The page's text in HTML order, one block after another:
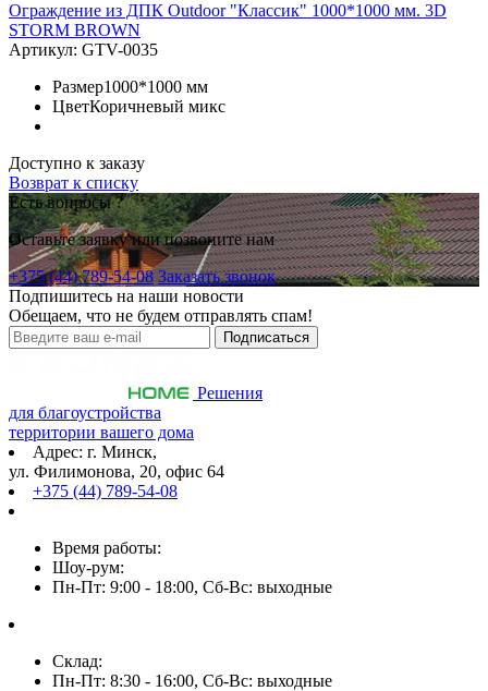
Ограждение из ДПК Outdoor "Классик" 1000*1000 мм. 3D
STORM BROWN
Артикул: GTV-0035
Размер1000*1000 мм
ЦветКоричневый микс
Доступно к заказу
Возврат к списку
Есть вопросы ?
Оставьте заявку или позвоните нам
+375 (44) 789-54-08 Заказать звонок
Подпишитесь на наши новости
Обещаем, что не будем отправлять спам!
Решения
для благоустройства
территории вашего дома
Адрес: г. Минск,
ул. Филимонова, 20, офис 64
+375 (44) 789-54-08
Время работы:
Шоу-рум:
Пн-Пт: 9:00 - 18:00, Сб-Вс: выходные
Склад:
Пн-Пт: 8:30 - 16:00, Сб-Вс: выходные